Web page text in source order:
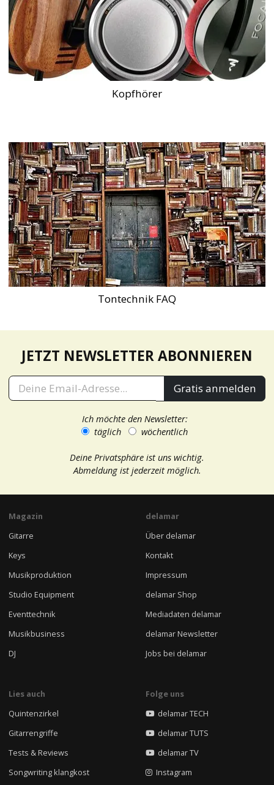
Kopfhörer
Tontechnik FAQ
JETZT NEWSLETTER ABONNIEREN
Gratis anmelden
Ich möchte den Newsletter:
täglich
wöchentlich
Deine Privatsphäre ist uns wichtig.
Abmeldung ist jederzeit möglich.
Magazin
Gitarre
Keys
Musikproduktion
Studio Equipment
Eventtechnik
Musikbusiness
DJ
delamar
Über delamar
Kontakt
Impressum
delamar Shop
Mediadaten delamar
delamar Newsletter
Jobs bei delamar
Lies auch
Quintenzirkel
Gitarrengriffe
Tests & Reviews
Songwriting klangkost
Folge uns
delamar TECH
delamar TUTS
delamar TV
Instagram